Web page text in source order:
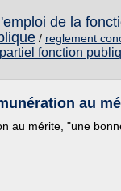
de la
/ reglement
fonction
au
au mérite, "une